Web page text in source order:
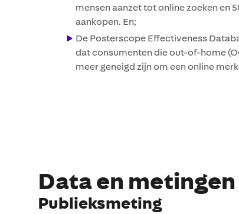
mensen aanzet tot online zoeken en
aankopen. En;
De Posterscope Effectiveness
dat consumenten die out-of-home
meer geneigd zijn om een ​​online
Data en
Publieksmeting